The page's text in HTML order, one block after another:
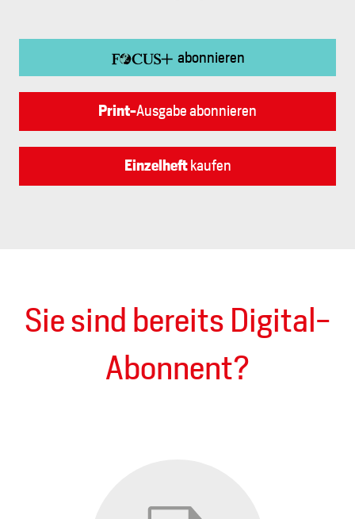
abonnieren
Print-Ausgabe abonnieren
Einzelheftkaufen
Sie sind bereits Digital-
Abonnent?